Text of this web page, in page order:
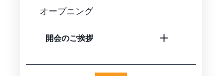
オープニング
開会のご挨拶